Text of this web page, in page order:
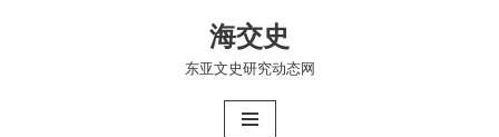
海交史
东亚文史研究动态网